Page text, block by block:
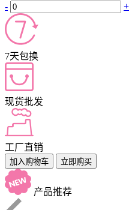
-
+
7天包换
现货批发
工厂直销
加入购物车 立即购买
产品推荐